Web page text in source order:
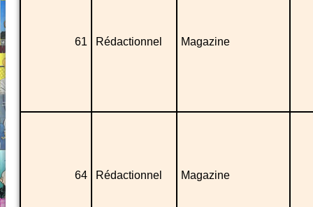
61 Rédactionnel Magazine
64 Rédactionnel Magazine